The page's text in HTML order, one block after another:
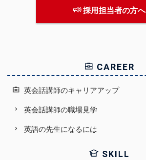
採用担当者の方へ
CAREER
英会話講師のキャリアアップ
英会話講師の職場見学
英語の先生になるには
SKILL